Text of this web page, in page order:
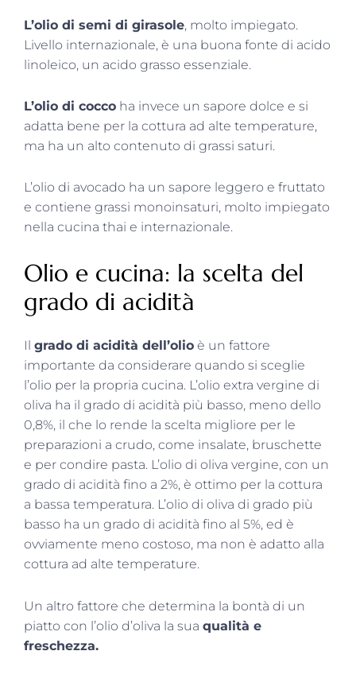
L’olio di semi di girasole, molto impiegato.
Livello internazionale, è una buona fonte di acido
linoleico, un acido grasso essenziale.
L’olio di cocco ha invece un sapore dolce e si
adatta bene per la cottura ad alte temperature,
ma ha un alto contenuto di grassi saturi.
L’olio di avocado ha un sapore leggero e fruttato
e contiene grassi monoinsaturi, molto impiegato
nella cucina thai e internazionale.
Olio e cucina: la scelta del
grado di acidità
Il grado di acidità dell’olio è un fattore
importante da considerare quando si sceglie
l’olio per la propria cucina. L’olio extra vergine di
oliva ha il grado di acidità più basso, meno dello
0,8%, il che lo rende la scelta migliore per le
preparazioni a crudo, come insalate, bruschette
e per condire pasta. L’olio di oliva vergine, con un
grado di acidità fino a 2%, è ottimo per la cottura
a bassa temperatura. L’olio di oliva di grado più
basso ha un grado di acidità fino al 5%, ed è
ovviamente meno costoso, ma non è adatto alla
cottura ad alte temperature.
Un altro fattore che determina la bontà di un
piatto con l’olio d’oliva la sua qualità e
freschezza.